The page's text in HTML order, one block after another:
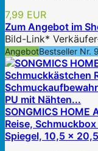
7,99 EUR
Zum Angebot im
Bild-Link*
AngebotBestseller Nr. 9
SONGMICS
Reise,
Spiegel, 10,5 x